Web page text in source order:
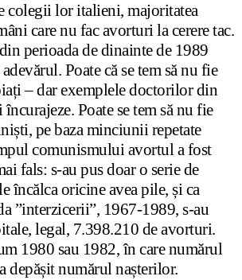
colegii lor italieni, majoritatea
care nu fac avorturi la cerere tac.
perioada de dinainte de 1989
Poate că se tem să nu fie
– dar exemplele doctorilor din
Poate se tem să nu fie
pe baza minciunii repetate
comunismului avortul a fost
fals: s-au pus doar o serie de
încălca oricine avea pile, și ca
”interzicerii”, 1967-1989, s-au
legal, 7.398.210 de avorturi.
1980 sau 1982, în care numărul
depășit numărul nașterilor.